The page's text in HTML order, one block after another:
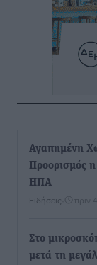
Αγαπημένη
Προορισμός
ΗΠΑ
Ειδήσεις πριν
Στο
μετά τη